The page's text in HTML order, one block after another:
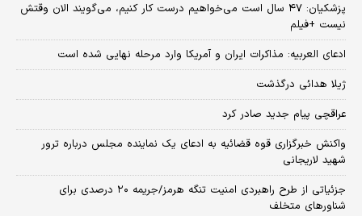
پزشکیان: ۴۷ سال است می‌خواهیم درست کار کنیم، می‌گویند الان وقتش
نیست +فیلم
ادعای العربیه: مذاکرات ایران و آمریکا وارد مرحله نهایی شده است
ژیلا هدائی درگذشت
عراقچی پیام جدید صادر کرد
واکنش خبرگزاری قوه قضائیه به ادعای یک نماینده مجلس درباره ترور
شهید لاریجانی
جزئیاتی از طرح راهبردی امنیت تنگه هرمز/جریمه ۲۰ درصدی برای
شناورهای متخلف